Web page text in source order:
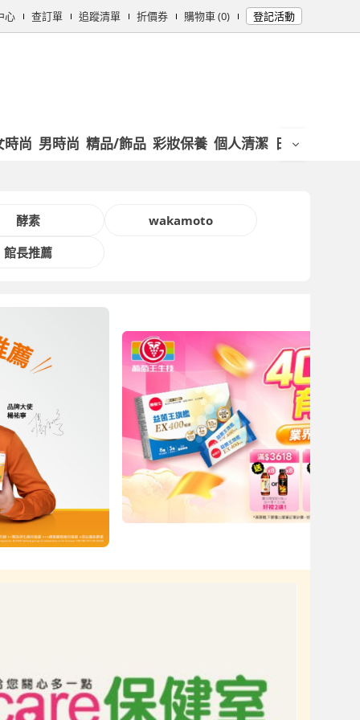
心 查訂單 追蹤清單 折價券 購物車 (0) 登記活動
時尚 男時尚 精品/飾品 彩妝保養 個人清潔 日用/紙品
酵素
wakamoto
館長推薦